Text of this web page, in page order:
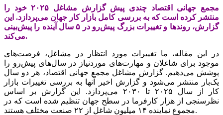
مجمع جهانی اقتصاد چندی پیش گزارش مشاغل ۲۰۲۵ خود را
منتشر کرده است که به بررسی کامل بازار کار جهان می‌‌‌پردازد. این
گزارش، روندها و تغییرات بزرگ پیش‌‌‌رو در ۵ سال آینده را پیش‌بینی
می‌کند.
در این مقاله، ما تغییرات مورد انتظار در مشاغل، فرصت‌‌‌های
موجود برای شاغلان و مهارت‌‌‌های موردنیاز در سال‌های پیش‌‌‌رو را
پوشش می‌‌‌دهیم. گزارش مشاغل مجمع جهانی اقتصاد، هر دو سال
یک‌‌‌بار منتشر می‌شود و گزارش اخیر آنها به بررسی تغییرات بازار
کار از سال ۲۰۲۵ تا ۲۰۳۰ می‌‌‌پردازد. این گزارش بر اساس
نظرسنجی از‌ هزار کارفرما در سطح جهان تنظیم شده است که در
مجموع نماینده ۱۴ میلیون شاغل از ۲۲ صنعت مختلف هستند.